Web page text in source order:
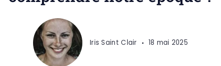
Iris Saint Clair 18 mai 2025